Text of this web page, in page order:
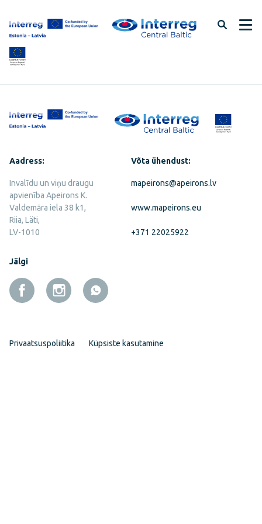
lehe
sisu
vahele
Aadress:
Invalīdu un viņu draugu
apvienība Apeirons K.
Valdemāra iela 38 k1,
Riia, Läti,
LV-1010
Võta ühendust:
mapeirons@apeirons.lv
www.mapeirons.eu
+371 22025922
Jälgi
Privaatsuspoliitika Küpsiste kasutamine